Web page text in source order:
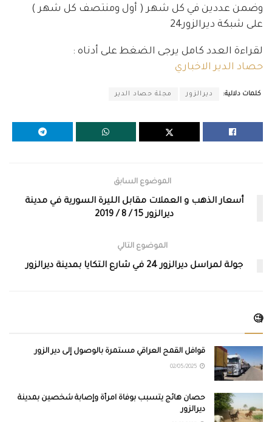
وضمن عددين في كل شهر ( أول ومنتصف كل شهر )
على شبكة ديرالزور24
لقراءة العدد كامل يرجى الضغط على أدناه :
حصاد الدير الاخباري
كلمات دلالية: ديرالزور مجلة حصاد الدير
الموضوع السابق
أسعار الذهب و العملات مقابل الليرة السورية في مدينة
ديرالزور 15 / 8 / 2019
الموضوع التالي
جولة لمراسل ديرالزور 24 في شارع التكايا بمدينة ديرالزور
🧐
قوافل القمح العراقي مستمرة بالوصول إلى دير الزور
حصان هائج يتسبب بوفاة امرأة وإصابة شخصين بمدينة
ديرالزور